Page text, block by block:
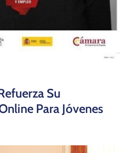
Su
Para Jóvenes